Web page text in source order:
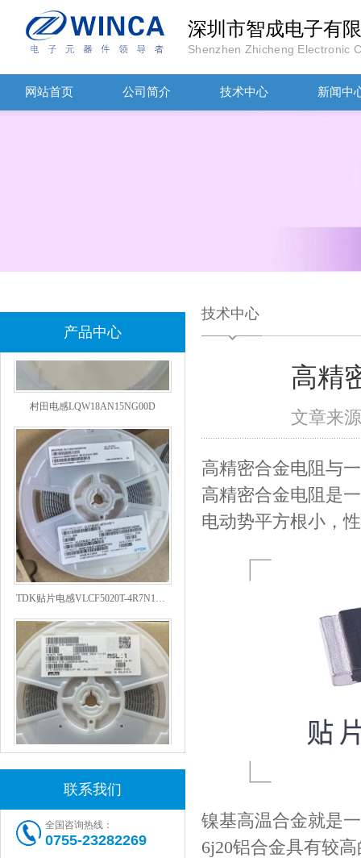
深圳市智成电子有
Shenzhen Zhicheng Electronic
网站首页 公司简介 技术中心 新闻中
产品中心
村田电感LQW18AN15NG00D
TDK贴片电感VLCF5020T-4R7N1R7-1
联系我们
全国咨询热线：
0755-23282269
技术中心
高精
文章来
高精密合金电阻与
高精密合金电阻是
电动势平方根小，
镍基高温合金就是
6j20铝合金具有较